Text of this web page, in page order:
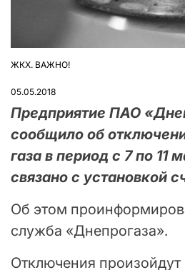
ОПУБЛІКУВАТИ
ЖКХ. ВАЖНО!
05.05.2018
Предприятие ПАО
сообщило об
газа в период с 7 по 11
связано с установкой
Об этом
служба «Днепрогаза».
Отключения